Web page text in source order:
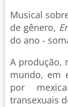
Musical
de gênero,
do ano -
A produção,
mundo, em
por
transexuais